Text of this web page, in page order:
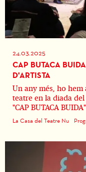
24.03.2025
CAP BUTACA
D'ARTISTA
Un any més, ho
teatre en la diada
"CAP BUTACA
La Casa del Teatre Nu